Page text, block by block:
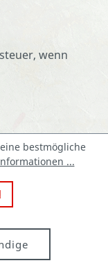
wenn
bestmögliche
...